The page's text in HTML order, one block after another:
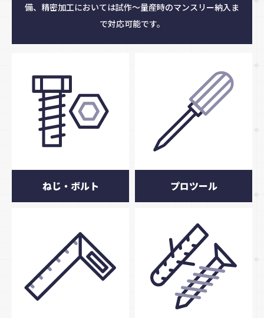
備、精密加工においては試作〜量産時のマンスリー納入ま
で対応可能です。
ねじ・ボルト プロツール